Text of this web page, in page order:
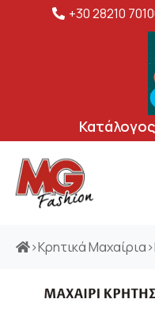
+30 28210
>Κρητικά Μαχαίρια>